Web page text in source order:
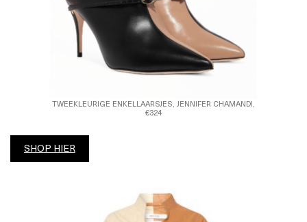
TWEEKLEURIGE ENKELLAARSJES, JENNIFER CHAMANDI,
€324
SHOP HIER